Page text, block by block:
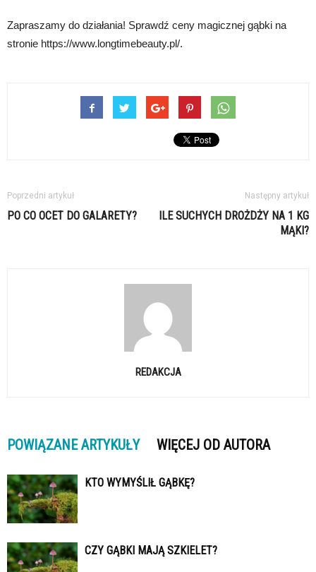
Zapraszamy do działania! Sprawdź ceny magicznej gąbki na
stronie https://www.longtimebeauty.pl/.
Poprzedni artykuł
PO CO OCET DO GALARETY?
Następny artykuł
ILE SUCHYCH DROŻDŻY NA 1 KG
MĄKI?
REDAKCJA
POWIĄZANE ARTYKUŁY WIĘCEJ OD AUTORA
KTO WYMYŚLIŁ GĄBKĘ?
CZY GĄBKI MAJĄ SZKIELET?